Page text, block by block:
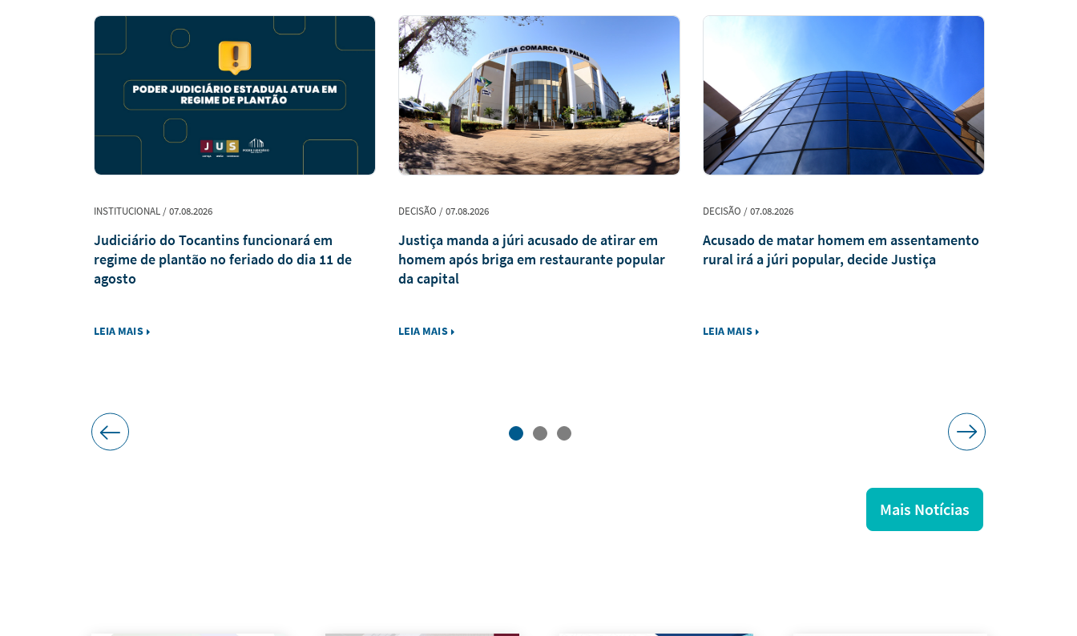
INSTITUCIONAL / 07.08.2026
Judiciário do Tocantins funcionará em
regime de plantão no feriado do dia 11 de
agosto
LEIA MAIS
DECISÃO / 07.08.2026
Justiça manda a júri acusado de atirar em
homem após briga em restaurante popular
da capital
LEIA MAIS
DECISÃO / 07.08.2026
Acusado de matar homem em assentamento
rural irá a júri popular, decide Justiça
LEIA MAIS
Mais Notícias